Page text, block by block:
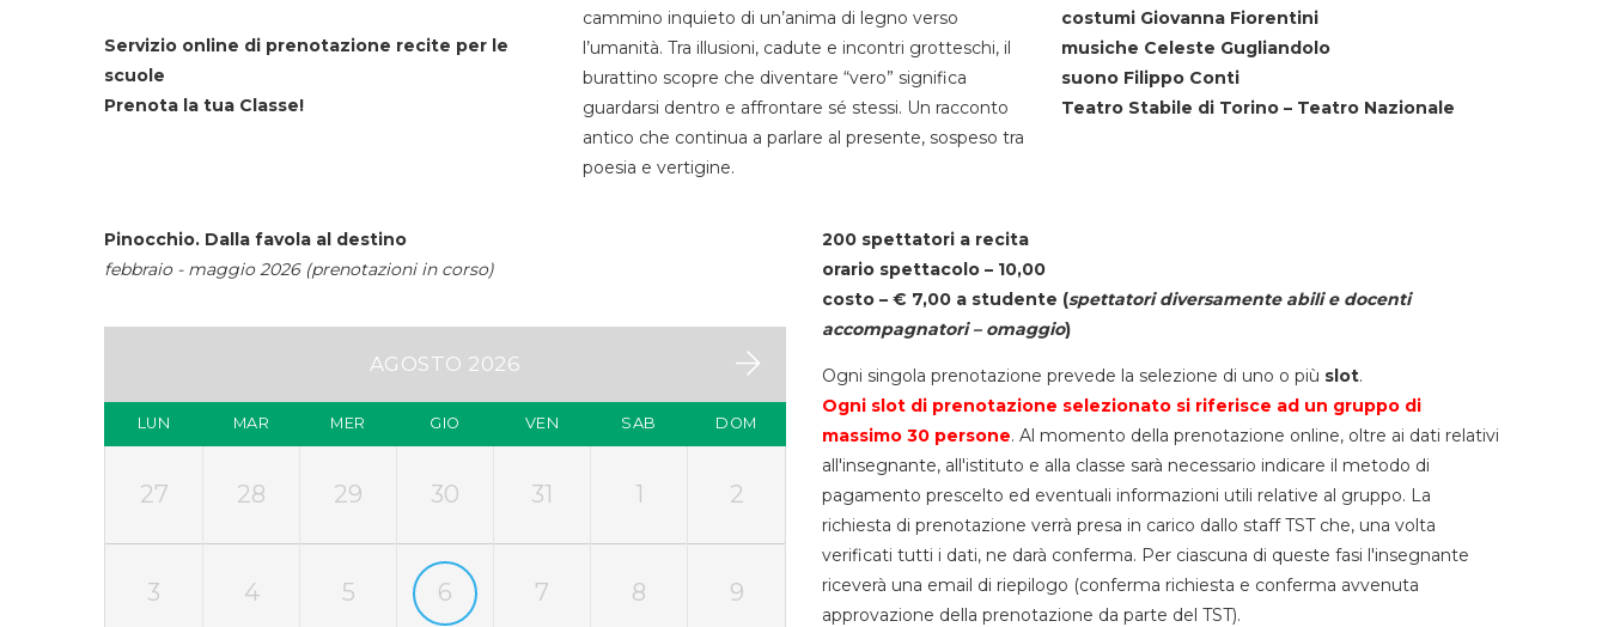
Servizio online di prenotazione recite per le
scuole
Prenota la tua Classe!
cammino inquieto di un’anima di legno verso
l’umanità. Tra illusioni, cadute e incontri grotteschi, il
burattino scopre che diventare “vero” significa
guardarsi dentro e affrontare sé stessi. Un racconto
antico che continua a parlare al presente, sospeso tra
poesia e vertigine.
costumi Giovanna Fiorentini
musiche Celeste Gugliandolo
suono Filippo Conti
Teatro Stabile di Torino – Teatro Nazionale
Pinocchio. Dalla favola al destino
febbraio - maggio 2026 (prenotazioni in corso)
AGOSTO 2026
LUN MAR MER GIO VEN SAB DOM
27 28 29 30 31 1 2
3 4 5 6 7 8 9
200 spettatori a recita
orario spettacolo – 10,00
costo – € 7,00 a studente (spettatori diversamente abili e docenti
accompagnatori – omaggio)
Ogni singola prenotazione prevede la selezione di uno o più slot.
Ogni slot di prenotazione selezionato si riferisce ad un gruppo di
massimo 30 persone. Al momento della prenotazione online, oltre ai dati relativi
all'insegnante, all'istituto e alla classe sarà necessario indicare il metodo di
pagamento prescelto ed eventuali informazioni utili relative al gruppo. La
richiesta di prenotazione verrà presa in carico dallo staff TST che, una volta
verificati tutti i dati, ne darà conferma. Per ciascuna di queste fasi l'insegnante
riceverà una email di riepilogo (conferma richiesta e conferma avvenuta
approvazione della prenotazione da parte del TST).